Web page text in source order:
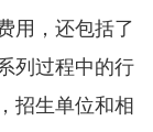
用，还包括了
列过程中的行
招生单位和相